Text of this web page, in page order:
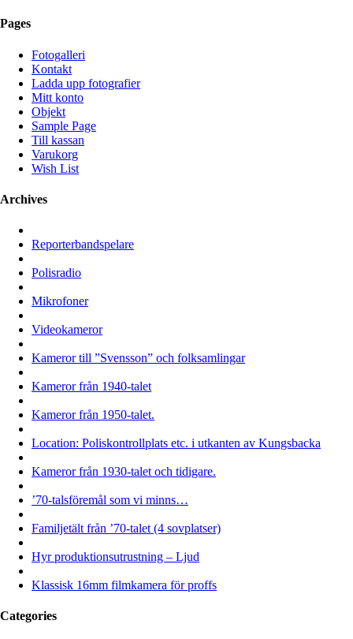
Pages
Fotogalleri
Kontakt
Ladda upp fotografier
Mitt konto
Objekt
Sample Page
Till kassan
Varukorg
Wish List
Archives
Reporterbandspelare
Polisradio
Mikrofoner
Videokameror
Kameror till ”Svensson” och folksamlingar
Kameror från 1940-talet
Kameror från 1950-talet.
Location: Poliskontrollplats etc. i utkanten av Kungsbacka
Kameror från 1930-talet och tidigare.
’70-talsföremål som vi minns…
Familjetält från ’70-talet (4 sovplatser)
Hyr produktionsutrustning – Ljud
Klassisk 16mm filmkamera för proffs
Categories